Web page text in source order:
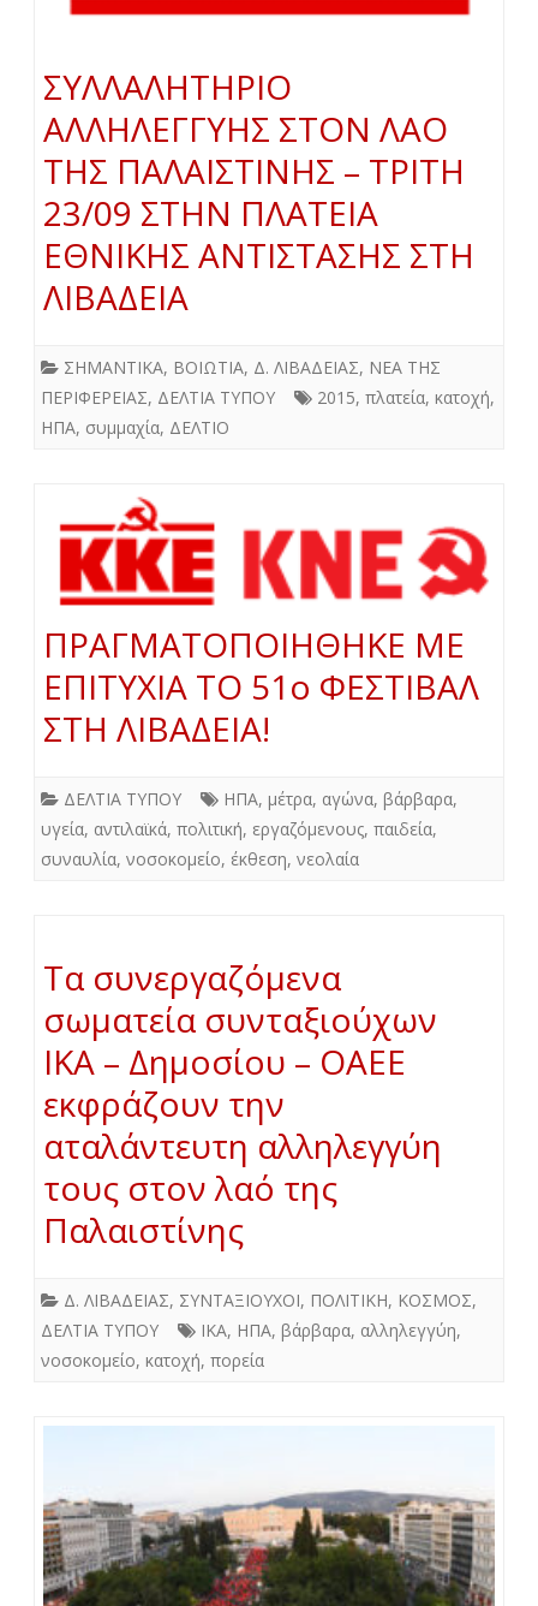
ΣΥΛΛΑΛΗΤΗΡΙΟ
ΑΛΛΗΛΕΓΓΥΗΣ ΣΤΟΝ ΛΑΟ
ΤΗΣ ΠΑΛΑΙΣΤΙΝΗΣ – ΤΡΙΤΗ
23/09 ΣΤΗΝ ΠΛΑΤΕΙΑ
ΕΘΝΙΚΗΣ ΑΝΤΙΣΤΑΣΗΣ ΣΤΗ
ΛΙΒΑΔΕΙΑ
ΣΗΜΑΝΤΙΚΑ, ΒΟΙΩΤΙΑ, Δ. ΛΙΒΑΔΕΙΑΣ, ΝΕΑ ΤΗΣ
ΠΕΡΙΦΕΡΕΙΑΣ, ΔΕΛΤΙΑ ΤΥΠΟΥ 2015, πλατεία, κατοχή,
ΗΠΑ, συμμαχία, ΔΕΛΤΙΟ
ΠΡΑΓΜΑΤΟΠΟΙΗΘΗΚΕ ΜΕ
ΕΠΙΤΥΧΙΑ ΤΟ 51ο ΦΕΣΤΙΒΑΛ
ΣΤΗ ΛΙΒΑΔΕΙΑ!
ΔΕΛΤΙΑ ΤΥΠΟΥ ΗΠΑ, μέτρα, αγώνα, βάρβαρα,
υγεία, αντιλαϊκά, πολιτική, εργαζόμενους, παιδεία,
συναυλία, νοσοκομείο, έκθεση, νεολαία
Τα συνεργαζόμενα
σωματεία συνταξιούχων
ΙΚΑ – Δημοσίου – ΟΑΕΕ
εκφράζουν την
αταλάντευτη αλληλεγγύη
τους στον λαό της
Παλαιστίνης
Δ. ΛΙΒΑΔΕΙΑΣ, ΣΥΝΤΑΞΙΟΥΧΟΙ, ΠΟΛΙΤΙΚΗ, ΚΟΣΜΟΣ,
ΔΕΛΤΙΑ ΤΥΠΟΥ
ΙΚΑ, ΗΠΑ, βάρβαρα, αλληλεγγύη,
νοσοκομείο, κατοχή, πορεία